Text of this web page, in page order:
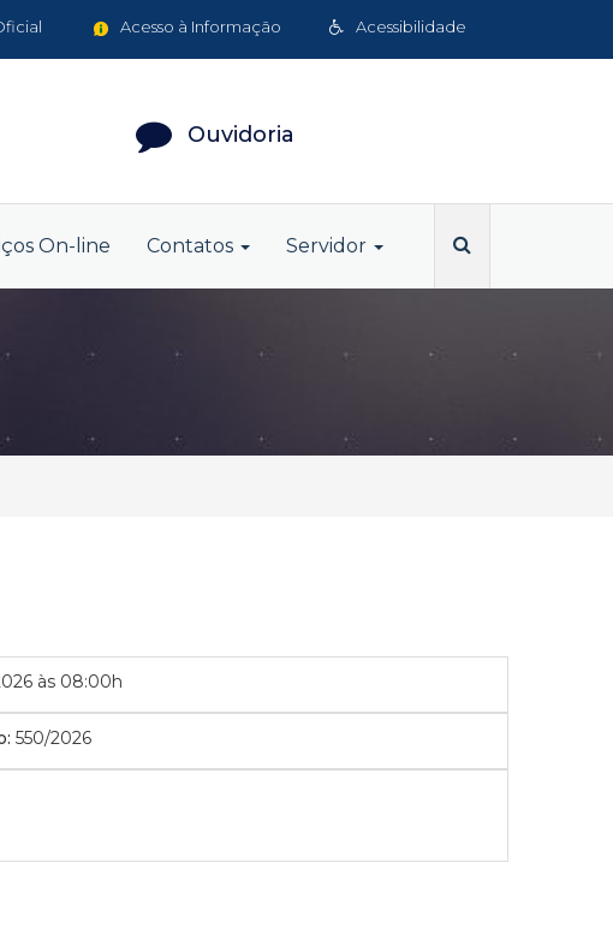
Acessibilidade
Acesso à Informação
Ouvidoria
On-line Contatos Servidor
às 08:00h
550/2026